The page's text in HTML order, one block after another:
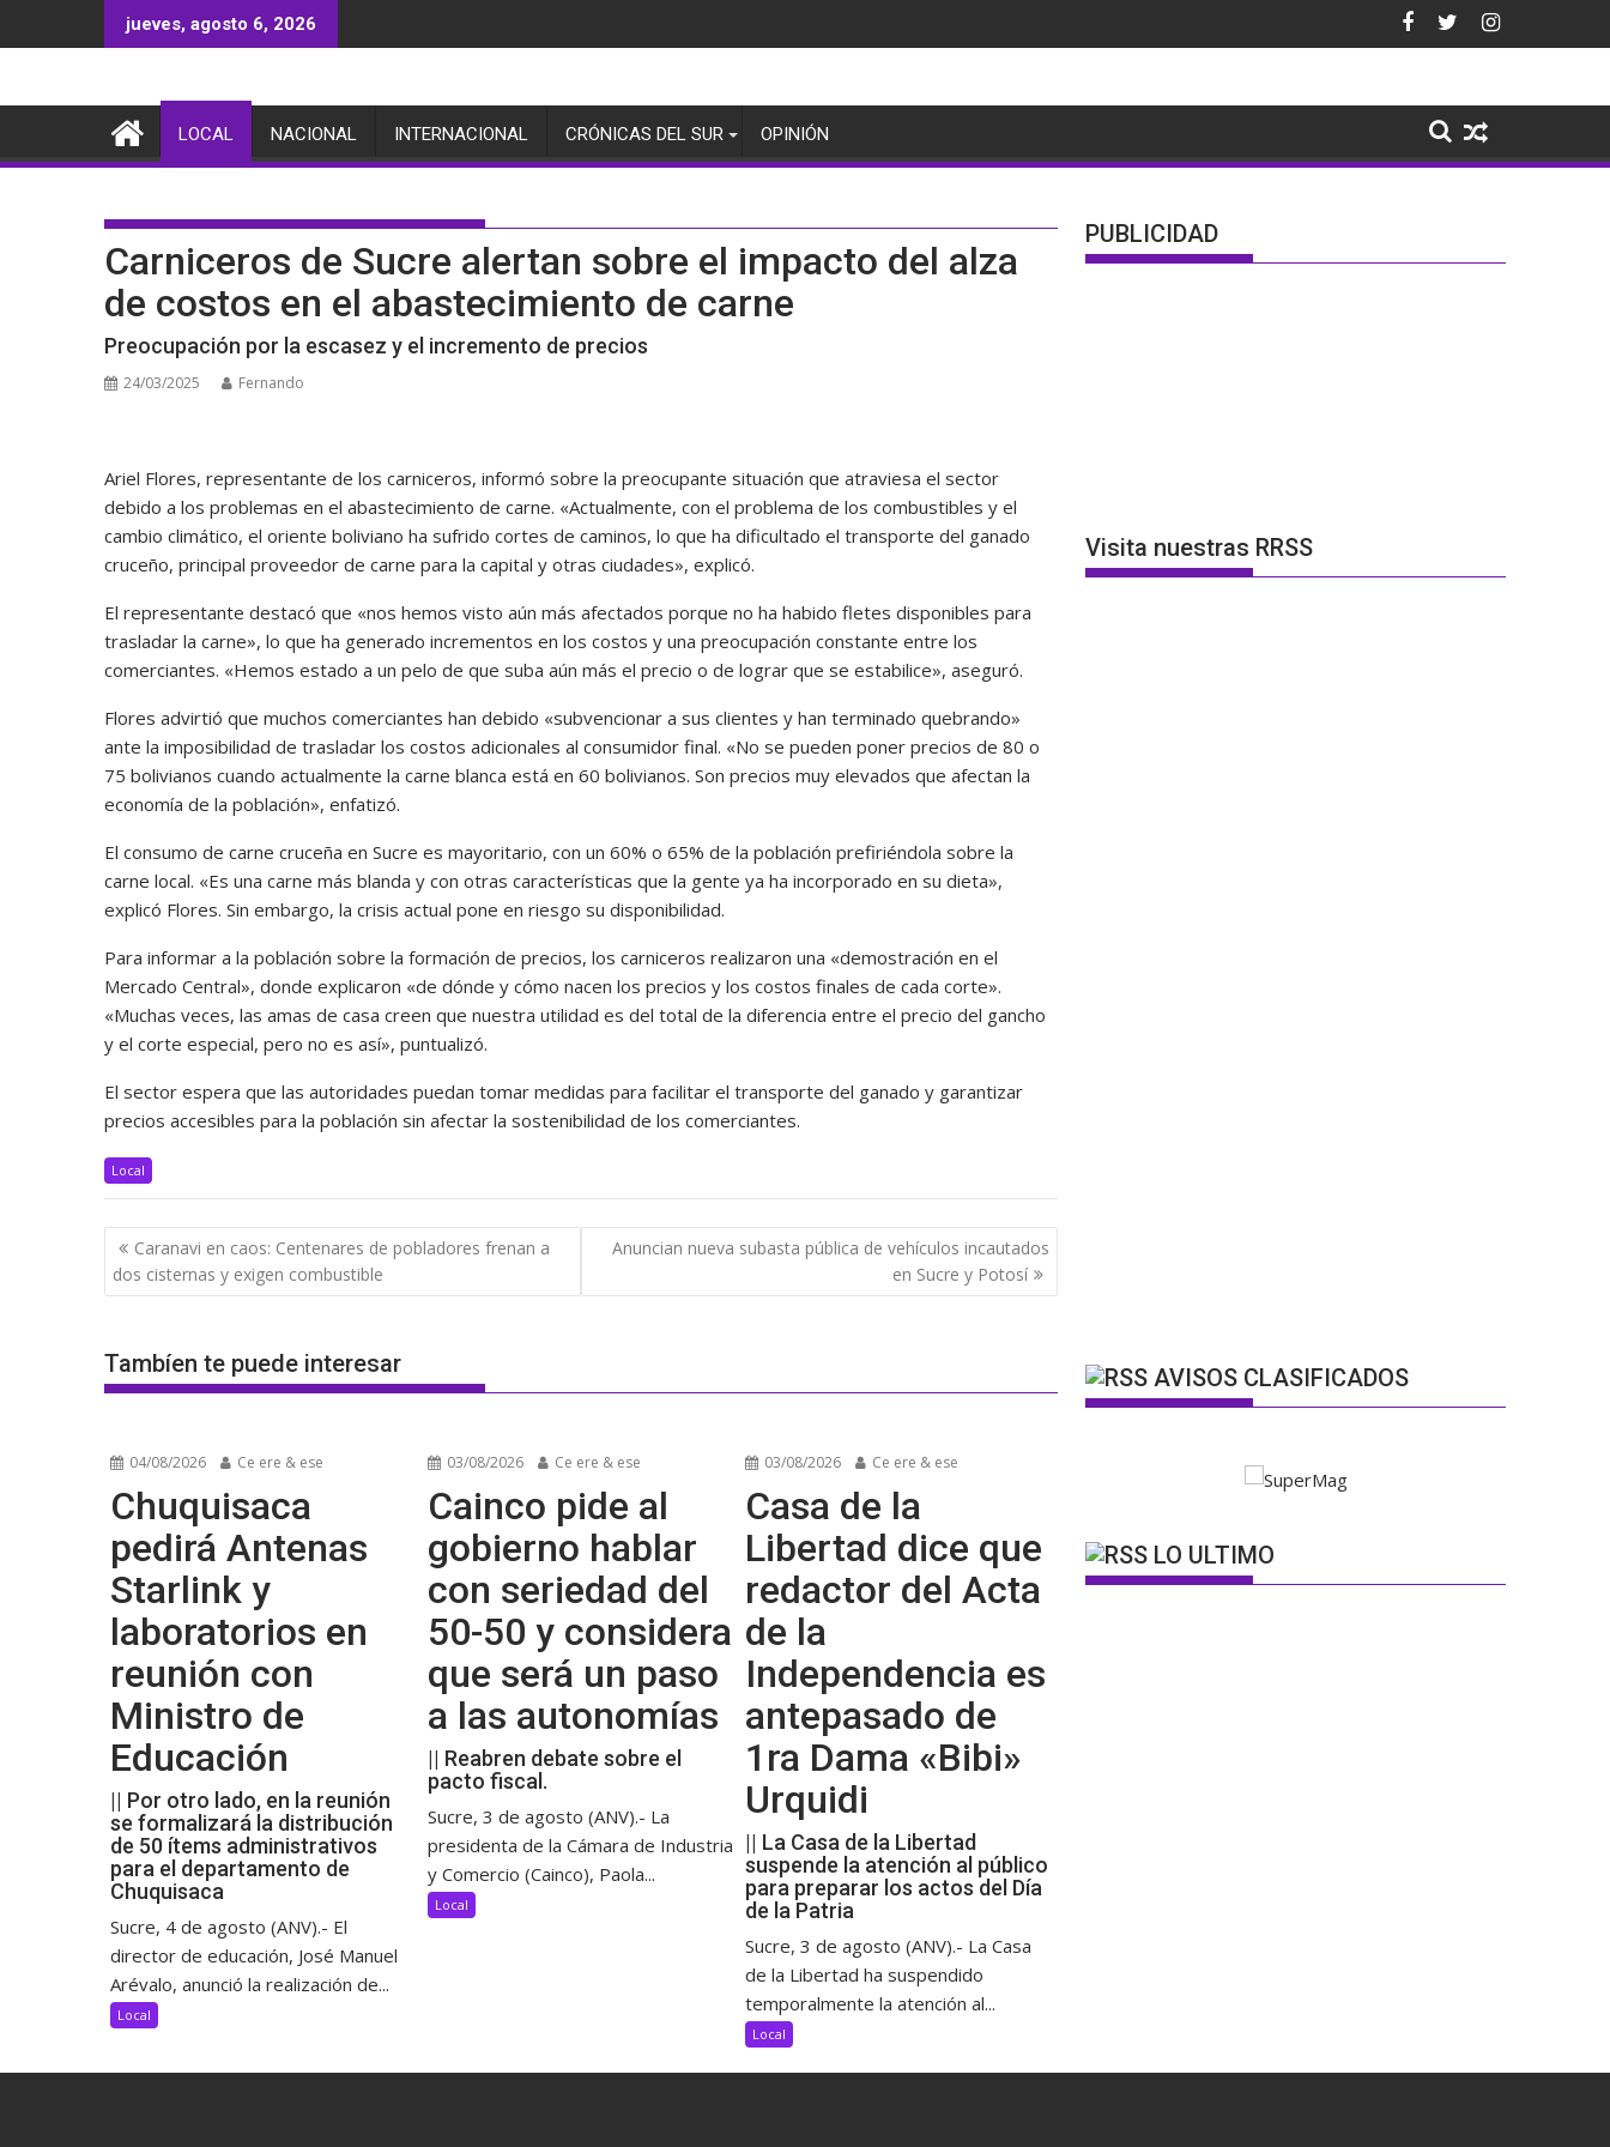
al
jueves, agosto 6, 2026
LOCAL NACIONAL INTERNACIONAL CRÓNICAS DEL SUR OPINIÓN
Carniceros de Sucre alertan sobre el impacto del alza
de costos en el abastecimiento de carne
Preocupación por la escasez y el incremento de precios
24/03/2025 Fernando
Ariel Flores, representante de los carniceros, informó sobre la preocupante situación que atraviesa el sector
debido a los problemas en el abastecimiento de carne. «Actualmente, con el problema de los combustibles y el
cambio climático, el oriente boliviano ha sufrido cortes de caminos, lo que ha dificultado el transporte del ganado
cruceño, principal proveedor de carne para la capital y otras ciudades», explicó.
El representante destacó que «nos hemos visto aún más afectados porque no ha habido fletes disponibles para
trasladar la carne», lo que ha generado incrementos en los costos y una preocupación constante entre los
comerciantes. «Hemos estado a un pelo de que suba aún más el precio o de lograr que se estabilice», aseguró.
Flores advirtió que muchos comerciantes han debido «subvencionar a sus clientes y han terminado quebrando»
ante la imposibilidad de trasladar los costos adicionales al consumidor final. «No se pueden poner precios de 80 o
75 bolivianos cuando actualmente la carne blanca está en 60 bolivianos. Son precios muy elevados que afectan la
economía de la población», enfatizó.
El consumo de carne cruceña en Sucre es mayoritario, con un 60% o 65% de la población prefiriéndola sobre la
carne local. «Es una carne más blanda y con otras características que la gente ya ha incorporado en su dieta»,
explicó Flores. Sin embargo, la crisis actual pone en riesgo su disponibilidad.
Para informar a la población sobre la formación de precios, los carniceros realizaron una «demostración en el
Mercado Central», donde explicaron «de dónde y cómo nacen los precios y los costos finales de cada corte».
«Muchas veces, las amas de casa creen que nuestra utilidad es del total de la diferencia entre el precio del gancho
y el corte especial, pero no es así», puntualizó.
El sector espera que las autoridades puedan tomar medidas para facilitar el transporte del ganado y garantizar
precios accesibles para la población sin afectar la sostenibilidad de los comerciantes.
Local
Navegación
de
entradas
Caranavi en caos: Centenares de pobladores frenan a
dos cisternas y exigen combustible
Anuncian nueva subasta pública de vehículos incautados
en Sucre y Potosí
Tambíen te puede interesar
04/08/2026 Ce ere & ese
Chuquisaca
pedirá Antenas
Starlink y
laboratorios en
reunión con
Ministro de
Educación
|| Por otro lado, en la reunión
se formalizará la distribución
de 50 ítems administrativos
para el departamento de
Chuquisaca
Sucre, 4 de agosto (ANV).- El
director de educación, José Manuel
Arévalo, anunció la realización de...
Local
03/08/2026 Ce ere & ese
Cainco pide al
gobierno hablar
con seriedad del
50-50 y considera
que será un paso
a las autonomías
|| Reabren debate sobre el
pacto fiscal.
Sucre, 3 de agosto (ANV).- La
presidenta de la Cámara de Industria
y Comercio (Cainco), Paola...
Local
03/08/2026 Ce ere & ese
Casa de la
Libertad dice que
redactor del Acta
de la
Independencia es
antepasado de
1ra Dama «Bibi»
Urquidi
|| La Casa de la Libertad
suspende la atención al público
para preparar los actos del Día
de la Patria
Sucre, 3 de agosto (ANV).- La Casa
de la Libertad ha suspendido
temporalmente la atención al...
Local
PUBLICIDAD
Visita nuestras RRSS
AVISOS CLASIFICADOS
LO ULTIMO